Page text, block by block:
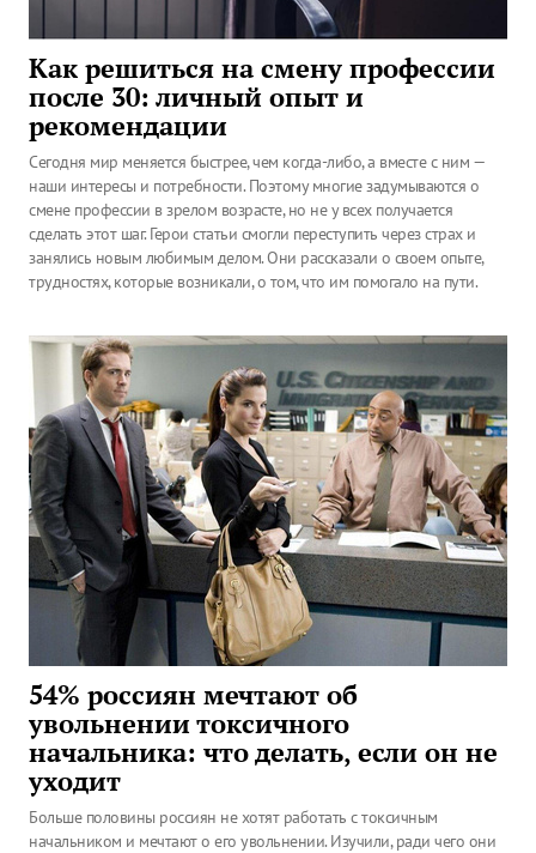
Как решиться на смену профессии
после 30: личный опыт и
рекомендации
Сегодня мир меняется быстрее, чем когда-либо, а вместе с ним —
наши интересы и потребности. Поэтому многие задумываются о
смене профессии в зрелом возрасте, но не у всех получается
сделать этот шаг. Герои статьи смогли переступить через страх и
занялись новым любимым делом. Они рассказали о своем опыте,
трудностях, которые возникали, о том, что им помогало на пути.
54% россиян мечтают об
увольнении токсичного
начальника: что делать, если он не
уходит
Больше половины россиян не хотят работать с токсичным
начальником и мечтают о его увольнении. Изучили, ради чего они